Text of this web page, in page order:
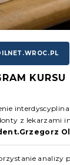
KURSU
z lekarzami
analizy